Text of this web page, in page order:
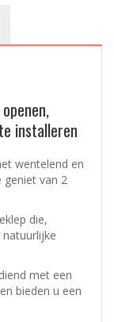
installeren
wentelend en
geniet van 2
die,
met een
bieden u een